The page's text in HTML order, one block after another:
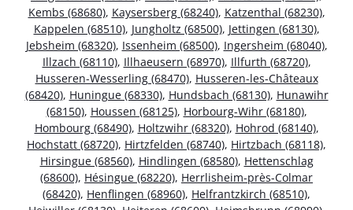
Kembs (68680), Kaysersberg (68240), Katzenthal (68230),
Kappelen (68510), Jungholtz (68500), Jettingen (68130),
Jebsheim (68320), Issenheim (68500), Ingersheim (68040),
Illzach (68110), Illhaeusern (68970), Illfurth (68720),
Husseren-Wesserling (68470), Husseren-les-Châteaux
(68420), Huningue (68330), Hundsbach (68130), Hunawihr
(68150), Houssen (68125), Horbourg-Wihr (68180),
Hombourg (68490), Holtzwihr (68320), Hohrod (68140),
Hochstatt (68720), Hirtzfelden (68740), Hirtzbach (68118),
Hirsingue (68560), Hindlingen (68580), Hettenschlag
(68600), Hésingue (68220), Herrlisheim-près-Colmar
(68420), Henflingen (68960), Helfrantzkirch (68510),